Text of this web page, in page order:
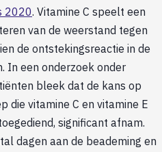
2020. Vitamine C speelt een
van de weerstand tegen
de ontstekingsreactie in de
In een onderzoek onder
bleek dat de kans op
die vitamine C en vitamine E
significant afnam.
dagen aan de beademing en